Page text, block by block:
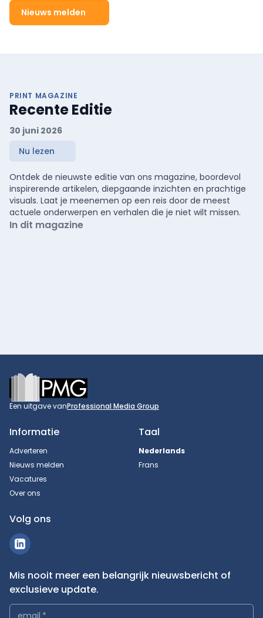
Nieuws melden
PRINT MAGAZINE
Recente Editie
30 juni 2026
Nu lezen
Ontdek de nieuwste editie van ons magazine, boordevol
inspirerende artikelen, diepgaande inzichten en prachtige
visuals. Laat je meenemen op een reis door de meest
actuele onderwerpen en verhalen die je niet wilt missen.
In dit magazine
Footer
Een uitgave vanProfessional Media Group
Informatie
Adverteren
Nieuws melden
Vacatures
Over ons
Taal
Nederlands
Frans
Volg ons
Mis nooit meer een belangrijk nieuwsbericht of
exclusieve update.
email *